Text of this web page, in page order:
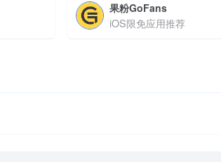
果粉GoFans
iOS限免应用推荐